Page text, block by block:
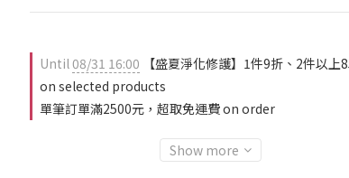
Until08/31 16:00 【盛夏淨化修護】1件9折、2件以上
on selected products
單筆訂單滿2500元，超取免運費 on order
Show more